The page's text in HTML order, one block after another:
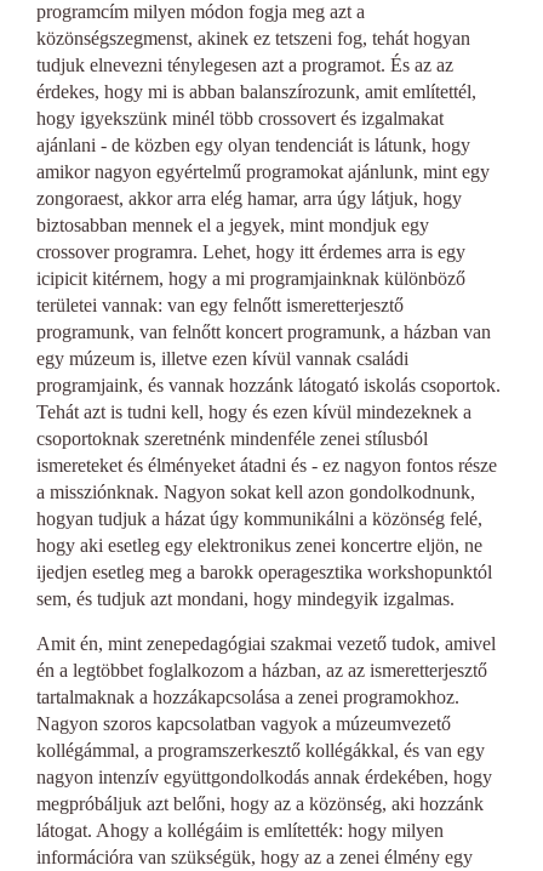
programcím milyen módon fogja meg azt a
közönségszegmenst, akinek ez tetszeni fog, tehát hogyan
tudjuk elnevezni ténylegesen azt a programot. És az az
érdekes, hogy mi is abban balanszírozunk, amit említettél,
hogy igyekszünk minél több crossovert és izgalmakat
ajánlani - de közben egy olyan tendenciát is látunk, hogy
amikor nagyon egyértelmű programokat ajánlunk, mint egy
zongoraest, akkor arra elég hamar, arra úgy látjuk, hogy
biztosabban mennek el a jegyek, mint mondjuk egy
crossover programra. Lehet, hogy itt érdemes arra is egy
icipicit kitérnem, hogy a mi programjainknak különböző
területei vannak: van egy felnőtt ismeretterjesztő
programunk, van felnőtt koncert programunk, a házban van
egy múzeum is, illetve ezen kívül vannak családi
programjaink, és vannak hozzánk látogató iskolás csoportok.
Tehát azt is tudni kell, hogy és ezen kívül mindezeknek a
csoportoknak szeretnénk mindenféle zenei stílusból
ismereteket és élményeket átadni és - ez nagyon fontos része
a missziónknak. Nagyon sokat kell azon gondolkodnunk,
hogyan tudjuk a házat úgy kommunikálni a közönség felé,
hogy aki esetleg egy elektronikus zenei koncertre eljön, ne
ijedjen esetleg meg a barokk operagesztika workshopunktól
sem, és tudjuk azt mondani, hogy mindegyik izgalmas.
Amit én, mint zenepedagógiai szakmai vezető tudok, amivel
én a legtöbbet foglalkozom a házban, az az ismeretterjesztő
tartalmaknak a hozzákapcsolása a zenei programokhoz.
Nagyon szoros kapcsolatban vagyok a múzeumvezető
kollégámmal, a programszerkesztő kollégákkal, és van egy
nagyon intenzív együttgondolkodás annak érdekében, hogy
megpróbáljuk azt belőni, hogy az a közönség, aki hozzánk
látogat. Ahogy a kollégáim is említették: hogy milyen
információra van szükségük, hogy az a zenei élmény egy